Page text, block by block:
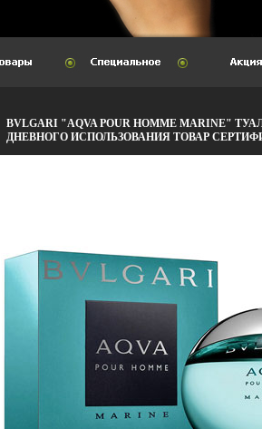
BVLGARI "AQVA POUR HOMME MARINE"
ДНЕВНОГО ИСПОЛЬЗОВАНИЯ ТОВАР